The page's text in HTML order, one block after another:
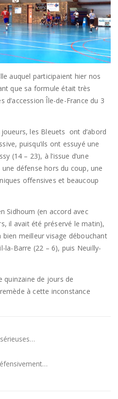
auquel participaient hier nos
que sa formule était très
d’accession Île-de-France du 3
les Bleuets ont d’abord
puisqu’ils ont essuyé une
(14 – 23), à l’issue d’une
défense hors du coup, une
offensives et beaucoup
Sidhoum (en accord avec
il avait été préservé le matin),
meilleur visage débouchant
la-Barre (22 – 6), puis Neuilly-
quinzaine de jours de
à cette inconstance